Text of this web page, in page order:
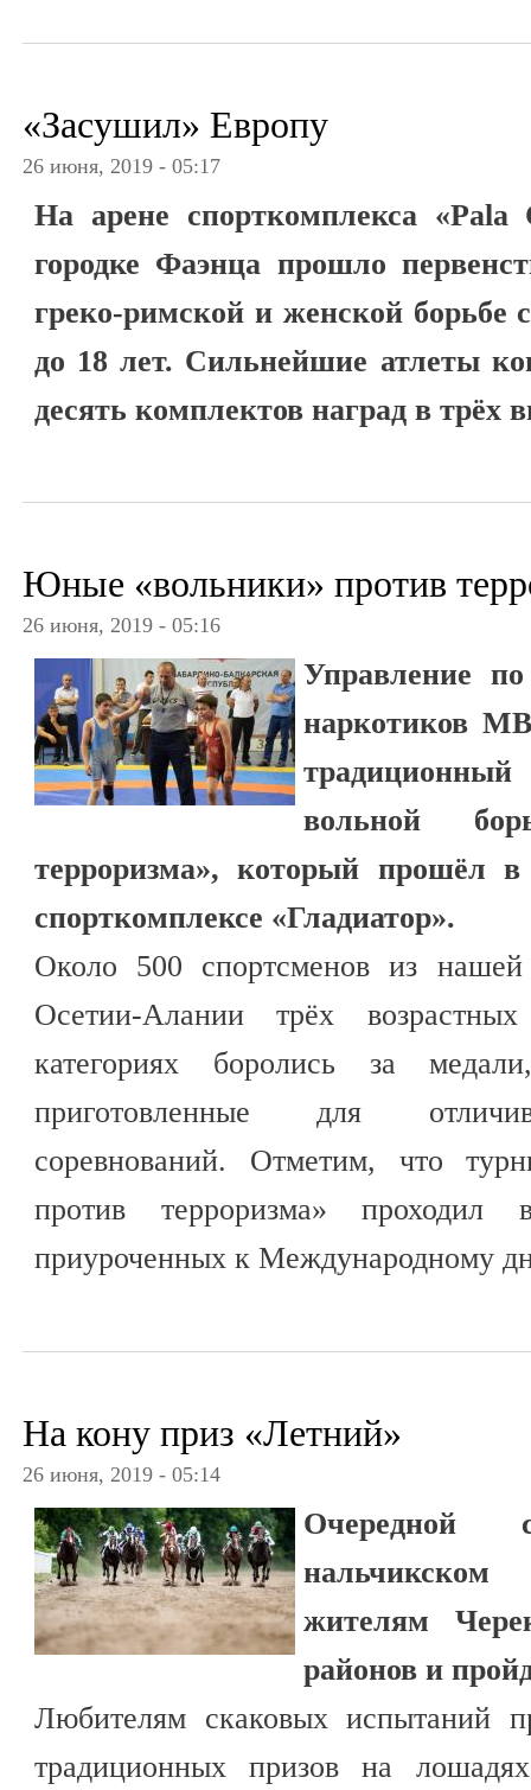
«Засушил» Европу
26 июня, 2019 - 05:17
На арене спорткомплекса
городке Фаэнца прошло
греко-римской и женской
до 18 лет. Сильнейшие атлеты
десять комплектов наград в трёх
Юные «вольники» против
26 июня, 2019 - 05:16
Управление
наркотиков
вольной
терроризма», который прошёл
спорткомплексе «Гладиатор».
Около 500 спортсменов из
Осетии-Алании трёх
категориях боролись за
приготовленные для
соревнований. Отметим, что
против терроризма» проходил
приуроченных к Международному
На кону приз «Летний»
26 июня, 2019 - 05:14
Очередной
жителям
районов и
Любителям скаковых испытаний
традиционных призов на